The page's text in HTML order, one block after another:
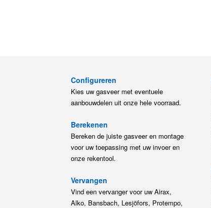
Configureren
Kies uw gasveer met eventuele
aanbouwdelen uit onze hele voorraad.
Berekenen
Bereken de juiste gasveer en montage
voor uw toepassing met uw invoer en
onze rekentool.
Vervangen
Vind een vervanger voor uw Airax,
Alko, Bansbach, Lesjöfors, Protempo,